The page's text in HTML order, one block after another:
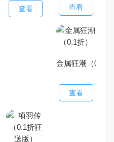
查看 查看
金属狂潮（0.1折
查看